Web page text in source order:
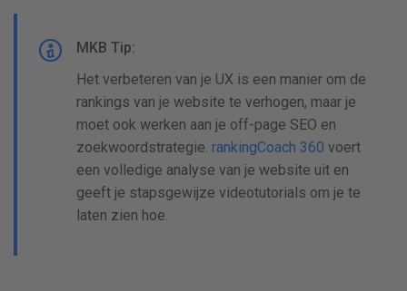
MKB Tip:
Het verbeteren van je UX is een manier om de
rankings van je website te verhogen, maar je
moet ook werken aan je off-page SEO en
zoekwoordstrategie. rankingCoach 360 voert
een volledige analyse van je website uit en
geeft je stapsgewijze videotutorials om je te
laten zien hoe.